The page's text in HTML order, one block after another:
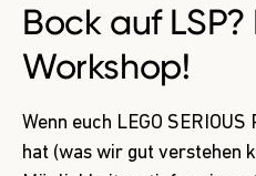
Bock auf
Workshop!
Wenn euch LEGO
hat (was wir gut verstehen